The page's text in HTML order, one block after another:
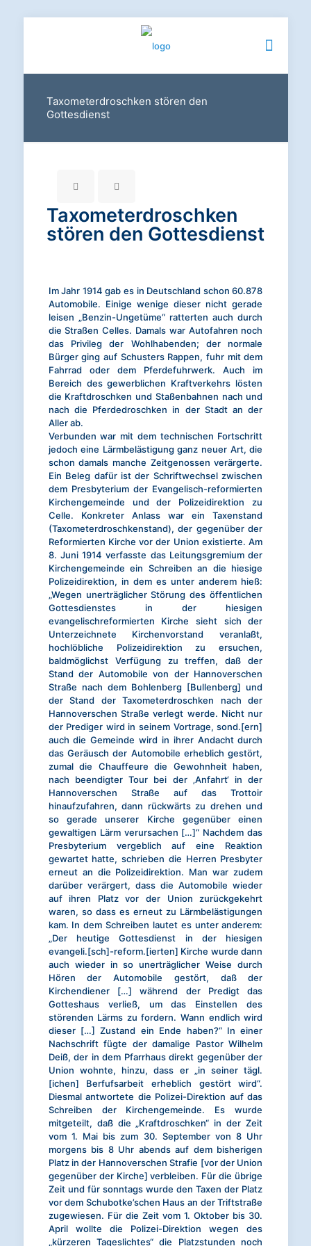
Taxometerdroschken stören den
Gottesdienst
Taxometerdroschken
stören den Gottesdienst
Im Jahr 1914 gab es in Deutschland schon 60.878
Automobile. Einige wenige dieser nicht gerade
leisen „Benzin-Ungetüme“ ratterten auch durch
die Straßen Celles. Damals war Autofahren noch
das Privileg der Wohlhabenden; der normale
Bürger ging auf Schusters Rappen, fuhr mit dem
Fahrrad oder dem Pferdefuhrwerk. Auch im
Bereich des gewerblichen Kraftverkehrs lösten
die Kraftdroschken und Staßenbahnen nach und
nach die Pferdedroschken in der Stadt an der
Aller ab.
Verbunden war mit dem technischen Fortschritt
jedoch eine Lärmbelästigung ganz neuer Art, die
schon damals manche Zeitgenossen verärgerte.
Ein Beleg dafür ist der Schriftwechsel zwischen
dem Presbyterium der Evangelisch-reformierten
Kirchengemeinde und der Polizeidirektion zu
Celle. Konkreter Anlass war ein Taxenstand
(Taxometerdroschkenstand), der gegenüber der
Reformierten Kirche vor der Union existierte. Am
8. Juni 1914 verfasste das Leitungsgremium der
Kirchengemeinde ein Schreiben an die hiesige
Polizeidirektion, in dem es unter anderem hieß:
„Wegen unerträglicher Störung des öffentlichen
Gottesdienstes in der hiesigen
evangelischreformierten Kirche sieht sich der
Unterzeichnete Kirchenvorstand veranlaßt,
hochlöbliche Polizeidirektion zu ersuchen,
baldmöglichst Verfügung zu treffen, daß der
Stand der Automobile von der Hannoverschen
Straße nach dem Bohlenberg [Bullenberg] und
der Stand der Taxometerdroschken nach der
Hannoverschen Straße verlegt werde. Nicht nur
der Prediger wird in seinem Vortrage, sond.[ern]
auch die Gemeinde wird in ihrer Andacht durch
das Geräusch der Automobile erheblich gestört,
zumal die Chauffeure die Gewohnheit haben,
nach beendigter Tour bei der ‚Anfahrt‘ in der
Hannoverschen Straße auf das Trottoir
hinaufzufahren, dann rückwärts zu drehen und
so gerade unserer Kirche gegenüber einen
gewaltigen Lärm verursachen […]“ Nachdem das
Presbyterium vergeblich auf eine Reaktion
gewartet hatte, schrieben die Herren Presbyter
erneut an die Polizeidirektion. Man war zudem
darüber verärgert, dass die Automobile wieder
auf ihren Platz vor der Union zurückgekehrt
waren, so dass es erneut zu Lärmbelästigungen
kam. In dem Schreiben lautet es unter anderem:
„Der heutige Gottesdienst in der hiesigen
evangeli.[sch]-reform.[ierten] Kirche wurde dann
auch wieder in so unerträglicher Weise durch
Hören der Automobile gestört, daß der
Kirchendiener […] während der Predigt das
Gotteshaus verließ, um das Einstellen des
störenden Lärms zu fordern. Wann endlich wird
dieser […] Zustand ein Ende haben?“ In einer
Nachschrift fügte der damalige Pastor Wilhelm
Deiß, der in dem Pfarrhaus direkt gegenüber der
Union wohnte, hinzu, dass er „in seiner tägl.
[ichen] Berfufsarbeit erheblich gestört wird“.
Diesmal antwortete die Polizei-Direktion auf das
Schreiben der Kirchengemeinde. Es wurde
mitgeteilt, daß die „Kraftdroschken“ in der Zeit
vom 1. Mai bis zum 30. September von 8 Uhr
morgens bis 8 Uhr abends auf dem bisherigen
Platz in der Hannoverschen Strafie [vor der Union
gegenüber der Kirche] verbleiben. Für die übrige
Zeit und für sonntags wurde den Taxen der Platz
vor dem Schubotke’schen Haus an der Triftstraße
zugewiesen. Für die Zeit vom 1. Oktober bis 30.
April wollte die Polizei-Direktion wegen des
„kürzeren Tageslichtes“ die Platzstunden noch